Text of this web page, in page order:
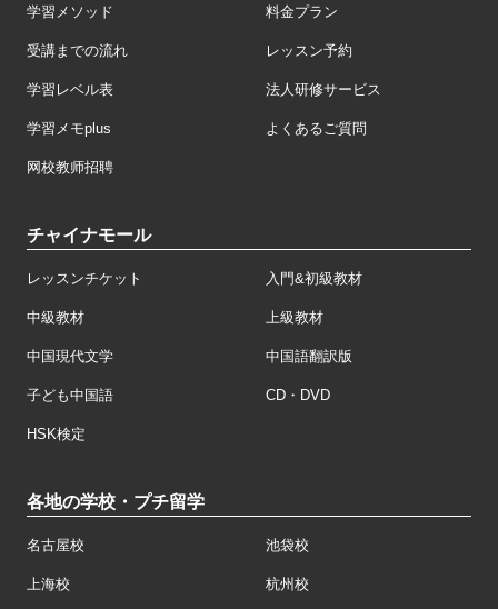
学習メソッド 料金プラン
受講までの流れ レッスン予約
学習レベル表 法人研修サービス
学習メモplus よくあるご質問
网校教师招聘
チャイナモール
レッスンチケット 入門&初級教材
中級教材 上級教材
中国現代文学 中国語翻訳版
子ども中国語 CD・DVD
HSK検定
各地の学校・プチ留学
名古屋校 池袋校
上海校 杭州校